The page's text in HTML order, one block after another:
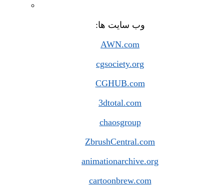
وب سایت ها:
AWN.com
cgsociety.org
CGHUB.com
3dtotal.com
chaosgroup
ZbrushCentral.com
animationarchive.org
cartoonbrew.com